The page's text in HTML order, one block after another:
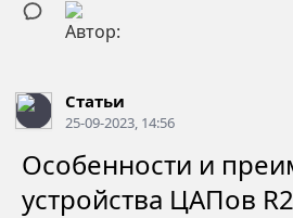
Статьи
25-09-2023, 14:56
Особенности и
устройства ЦАПов